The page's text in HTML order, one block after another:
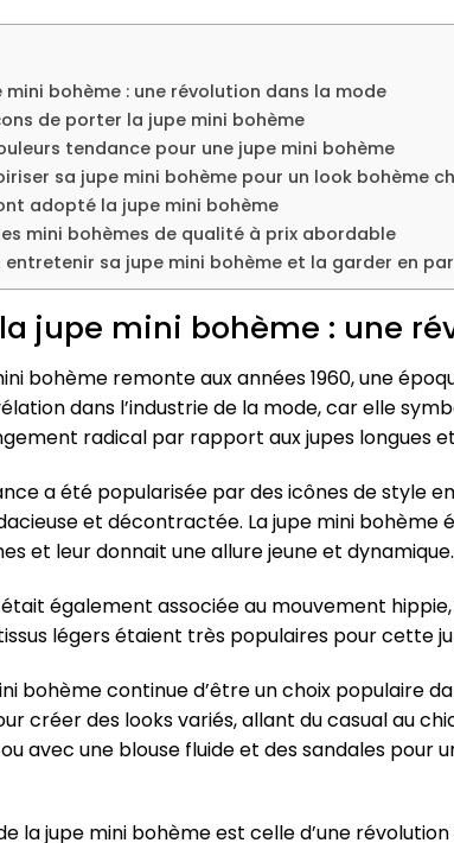
mini bohème : une révolution dans la mode
de porter la jupe mini bohème
tendance pour une jupe mini bohème
sa jupe mini bohème pour un look bohème
adopté la jupe mini bohème
mini bohèmes de qualité à prix abordable
entretenir sa jupe mini bohème et la garder en
la jupe mini bohème : une
bohème remonte aux années 1960, une
dans l’industrie de la mode, car elle
radical par rapport aux jupes longues
a été popularisée par des icônes de style
et décontractée. La jupe mini
et leur donnait une allure jeune et dynamique.
également associée au mouvement
légers étaient très populaires pour cette
bohème continue d’être un choix populaire
créer des looks variés, allant du casual au
avec une blouse fluide et des sandales pour
la jupe mini bohème est celle d’une